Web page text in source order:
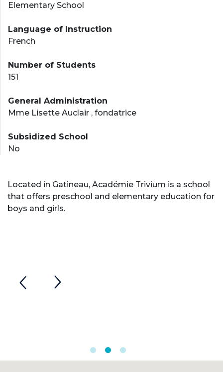
Elementary School
Language of Instruction
French
Number of Students
151
General Administration
Mme Lisette Auclair , fondatrice
Subsidized School
No
Located in Gatineau, Académie Trivium is a school
that offers preschool and elementary education for
boys and girls.